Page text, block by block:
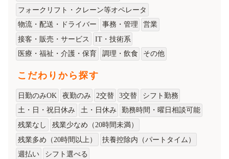
フォークリフト・クレーン等オペレータ
物流・配送・ドライバー
事務・管理
営業
接客・販売・サービス
IT・技術系
医療・福祉・介護・保育
調理・飲食 その他
こだわりから探す
日勤のみOK 夜勤のみ 2交替 3交替
シフト勤務
土・日・祝日休み
土・日休み
勤務時間・曜日相談可能
残業なし
残業少なめ（20時間未満）
残業多め（20時間以上）
扶養控除内（パートタイム）
週払い
シフト選べる